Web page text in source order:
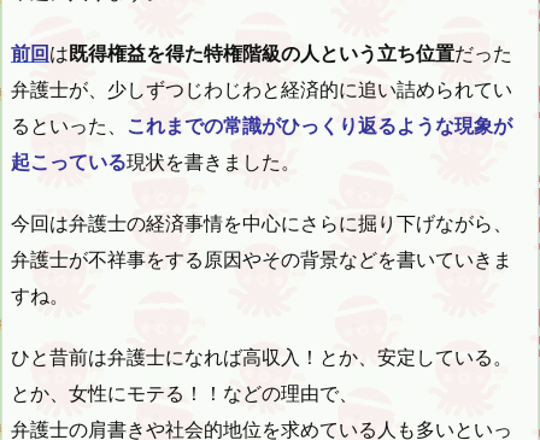
前回 は既得権益を得た特権階級の人という立ち位置だった
弁護士が、少しずつじわじわと経済的に追い詰められてい
るといった、 これまでの常識がひっくり返るような現象が
起こっている現状を書きました。
今回は弁護士の経済事情を中心にさらに掘り下げながら、
弁護士が不祥事をする原因やその背景などを書いていきま
すね。
ひと昔前は弁護士になれば高収入！とか、安定している。
とか、女性にモテる！！などの理由で、
弁護士の肩書きや社会的地位を求めている人も多いといっ